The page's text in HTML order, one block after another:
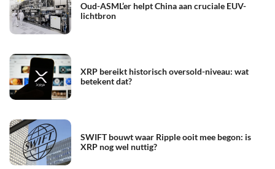
Oud-ASML’er helpt China aan cruciale EUV-
lichtbron
XRP bereikt historisch oversold-niveau: wat
betekent dat?
SWIFT bouwt waar Ripple ooit mee begon: is
XRP nog wel nuttig?